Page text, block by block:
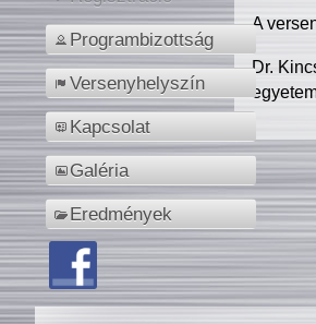
Programbizottság
Versenyhelyszín
Kapcsolat
Galéria
Eredmények
A
Dr.